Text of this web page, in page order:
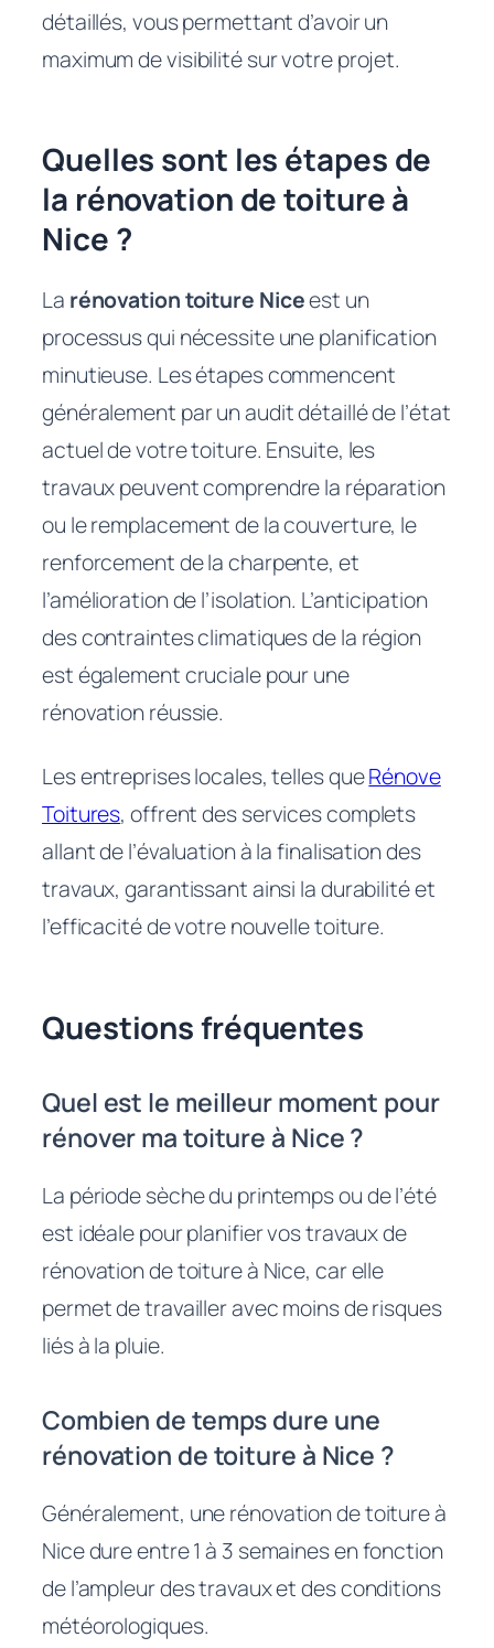
détaillés, vous permettant d’avoir un
maximum de visibilité sur votre projet.
Quelles sont les étapes de
la rénovation de toiture à
Nice ?
La rénovation toiture Niceest un
processus qui nécessite une planification
minutieuse. Les étapes commencent
généralement par un audit détaillé de l’état
actuel de votre toiture. Ensuite, les
travaux peuvent comprendre la réparation
ou le remplacement de la couverture, le
renforcement de la charpente, et
l’amélioration de l’isolation. L’anticipation
des contraintes climatiques de la région
est également cruciale pour une
rénovation réussie.
Les entreprises locales, telles queRénove
Toitures, offrent des services complets
allant de l’évaluation à la finalisation des
travaux, garantissant ainsi la durabilité et
l’efficacité de votre nouvelle toiture.
Questions fréquentes
Quel est le meilleur moment pour
rénover ma toiture à Nice ?
La période sèche du printemps ou de l’été
est idéale pour planifier vos travaux de
rénovation de toiture à Nice, car elle
permet de travailler avec moins de risques
liés à la pluie.
Combien de temps dure une
rénovation de toiture à Nice ?
Généralement, une rénovation de toiture à
Nice dure entre 1 à 3 semaines en fonction
de l’ampleur des travaux et des conditions
météorologiques.